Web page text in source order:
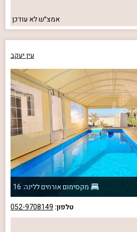
אמצ״שלא עודכן
עין יעקב
מקסימום אורחים ללינה: 16
טלפון: 052-9708149